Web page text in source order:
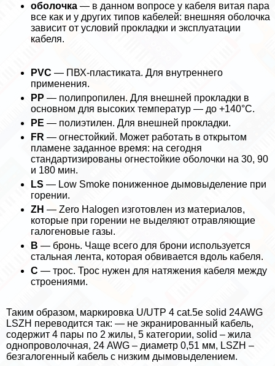
оболочка — в данном вопросе у кабеля витая пара
все как и у других типов кабелей: внешняя оболочка
зависит от условий прокладки и эксплуатации
кабеля.
PVC — ПВХ-пластиката. Для внутреннего
применения.
PP — полипропилен. Для внешней прокладки в
основном для высоких температур — до +140°С.
PE — полиэтилен. Для внешней прокладки.
FR — огнестойкий. Может работать в открытом
пламене заданное время: на сегодня
стандартизированы огнестойкие оболочки на 30, 90
и 180 мин.
LS — Low Smoke пониженное дымовыделение при
горении.
ZH — Zero Halogen изготовлен из материалов,
которые при горении не выделяют отравляющие
галогеновые газы.
B — бронь. Чаще всего для брони используется
стальная лента, которая обвивается вдоль кабеля.
C — трос. Трос нужен для натяжения кабеля между
строениями.
Таким образом, маркировка U/UTP 4 cat.5e solid 24AWG
LSZH переводится так: — не экранированный кабель,
содержит 4 пары по 2 жилы, 5 категории, solid – жила
однопроволочная, 24 AWG – диаметр 0,51 мм, LSZH –
безгалогенный кабель с низким дымовыделением.